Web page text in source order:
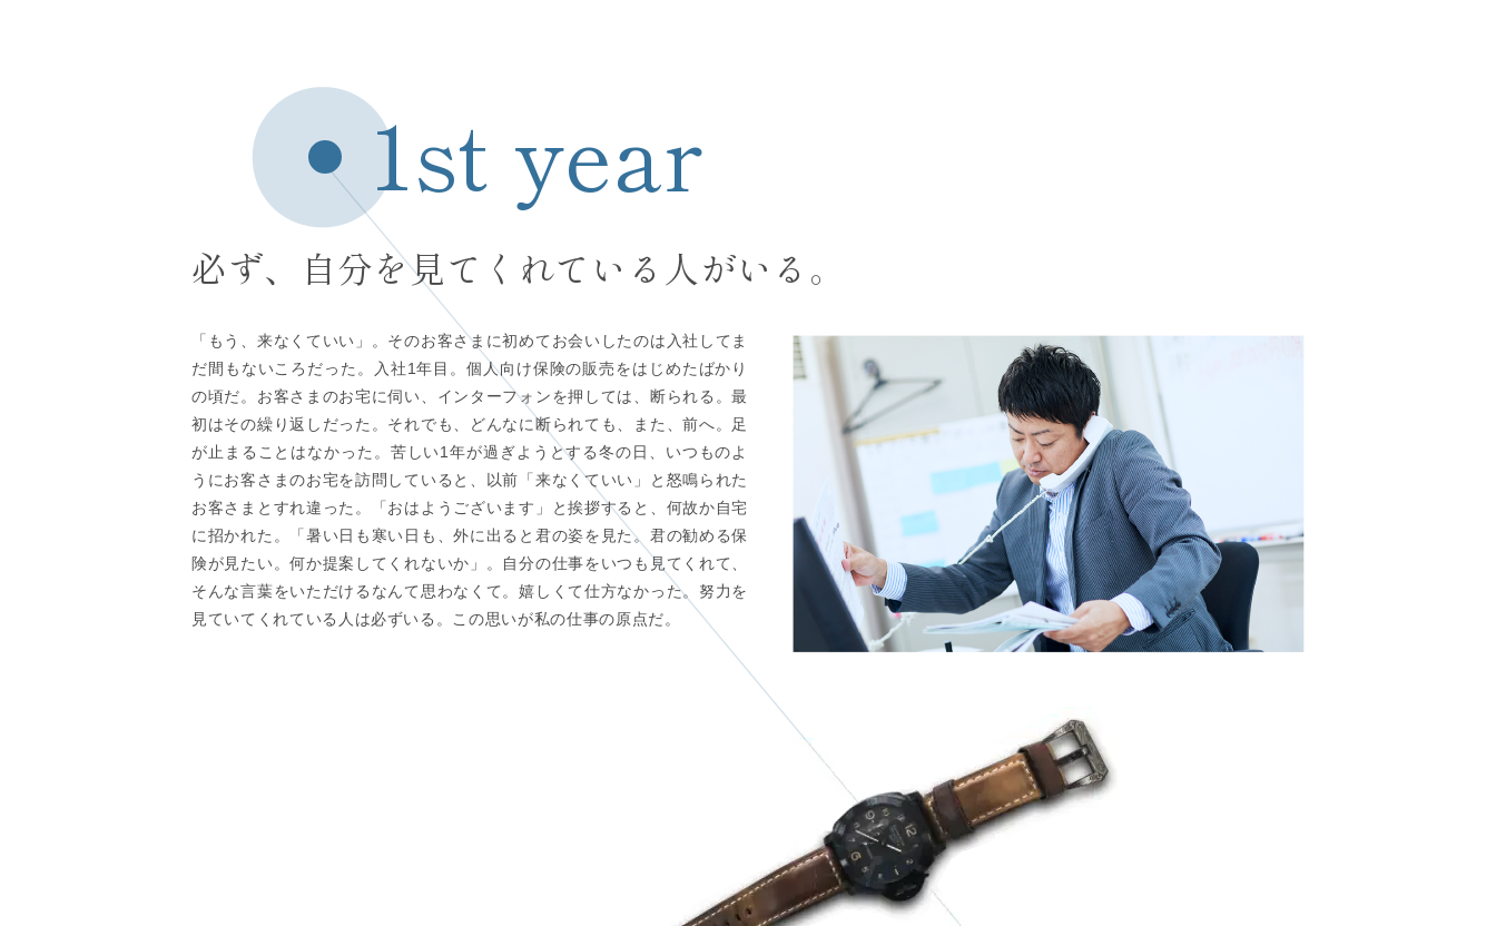
1st year
必ず、自分を見てくれている 人がいる。
「もう、来なくていい」。そのお客さまに初めてお会いしたのは入社してま
だ間もないころだった。入社1年目。個人向け保険の販売をはじめたばかり
の頃だ。お客さまのお宅に伺い、インターフォンを押しては、断られる。最
初はその繰り返しだった。それでも、どんなに断られても、また、前へ。足
が止まることはなかった。苦しい1年が過ぎようとする冬の日、いつものよ
うにお客さまのお宅を訪問していると、以前「来なくていい」と怒鳴られた
お客さまとすれ違った。「おはようございます」と挨拶すると、何故か自宅
に招かれた。「暑い日も寒い日も、外に出ると君の姿を見た。君の勧める保
険が見たい。何か提案してくれないか」。自分の仕事をいつも見てくれて、
そんな言葉をいただけるなんて思わなくて。嬉しくて仕方なかった。努力を
見ていてくれている人は必ずいる。この思いが私の仕事の原点だ。